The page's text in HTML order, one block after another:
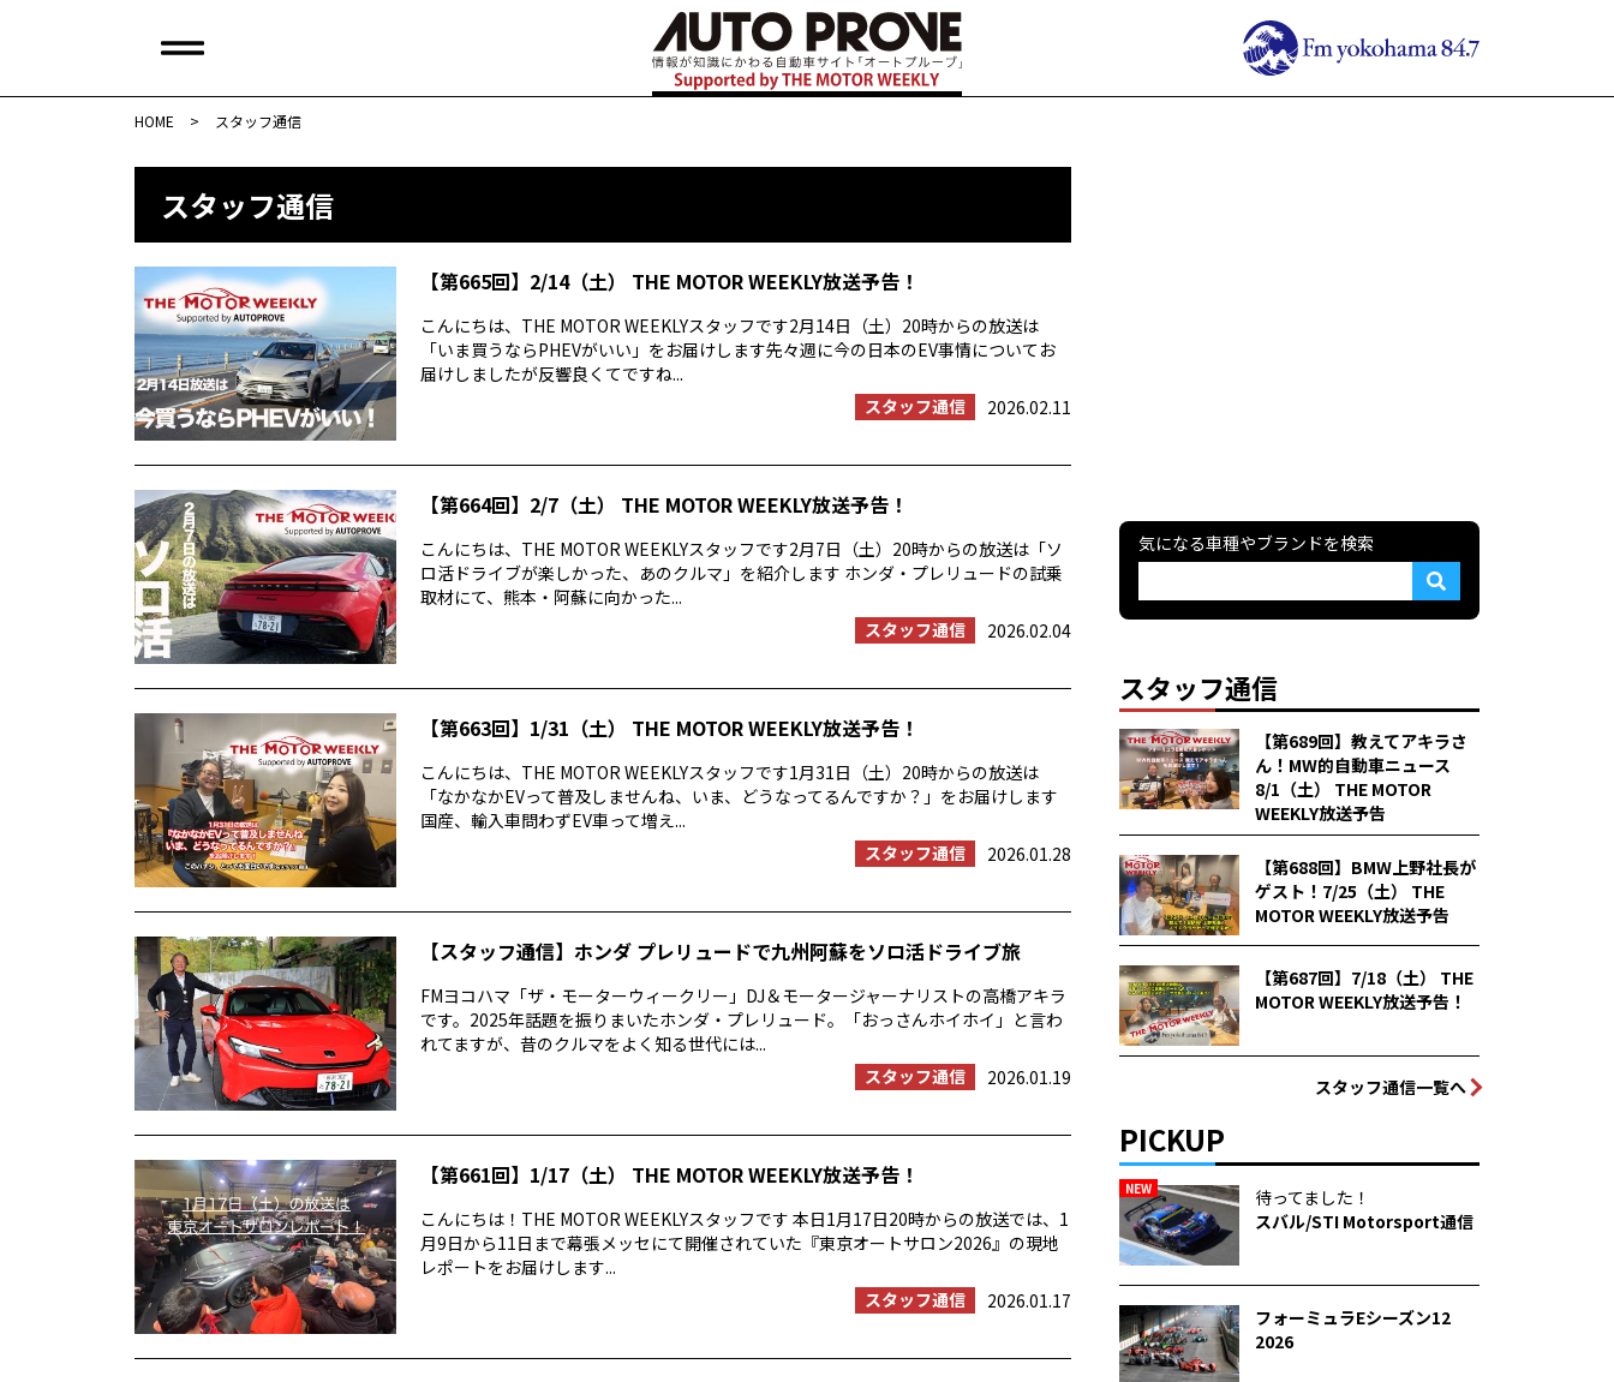
HOME > スタッフ通信
スタッフ通信
【第665回】2/14（土） THE MOTOR WEEKLY放送予告！
こんにちは、THE MOTOR WEEKLYスタッフです2月14日（土）20時からの放送は
「いま買うならPHEVがいい」をお届けします先々週に今の日本のEV事情についてお
届けしましたが反響良くてですね...
スタッフ通信
2026.02.11
【第664回】2/7（土） THE MOTOR WEEKLY放送予告！
こんにちは、THE MOTOR WEEKLYスタッフです2月7日（土）20時からの放送は「ソ
ロ活ドライブが楽しかった、あのクルマ」を紹介します ホンダ・プレリュードの試乗
取材にて、熊本・阿蘇に向かった...
スタッフ通信
2026.02.04
【第663回】1/31（土） THE MOTOR WEEKLY放送予告！
こんにちは、THE MOTOR WEEKLYスタッフです1月31日（土）20時からの放送は
「なかなかEVって普及しませんね、いま、どうなってるんですか？」をお届けします
国産、輸入車問わずEV車って増え...
スタッフ通信
2026.01.28
【スタッフ通信】ホンダ プレリュードで九州阿蘇をソロ活ドライブ旅
FMヨコハマ「ザ・モーターウィークリー」DJ＆モータージャーナリストの高橋アキラ
です。2025年話題を振りまいたホンダ・プレリュード。「おっさんホイホイ」と言わ
れてますが、昔のクルマをよく知る世代には...
スタッフ通信
2026.01.19
【第661回】1/17（土） THE MOTOR WEEKLY放送予告！
こんにちは！THE MOTOR WEEKLYスタッフです 本日1月17日20時からの放送では、1
月9日から11日まで幕張メッセにて開催されていた『東京オートサロン2026』の現地
レポートをお届けします...
スタッフ通信
2026.01.17
気になる車種やブランドを検索
スタッフ通信
【第689回】教えてアキラさ
ん！MW的自動車ニュース
8/1（土） THE MOTOR
WEEKLY放送予告
【第688回】BMW上野社長が
ゲスト！7/25（土） THE
MOTOR WEEKLY放送予告
【第687回】7/18（土） THE
MOTOR WEEKLY放送予告！
スタッフ通信一覧へ
PICKUP
NEW
待ってました！
スバル/STI Motorsport通信
フォーミュラEシーズン12
2026